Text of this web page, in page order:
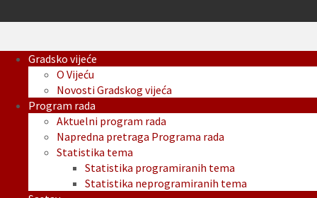
Gradsko vijeće
O Vijeću
Novosti Gradskog vijeća
Program rada
Aktuelni program rada
Napredna pretraga Programa rada
Statistika tema
Statistika programiranih tema
Statistika neprogramiranih tema